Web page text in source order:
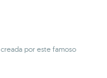
por este famoso